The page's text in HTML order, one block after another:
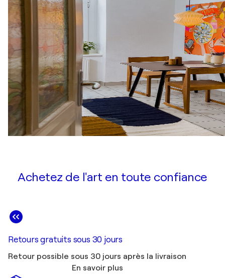
Achetez de l'art en toute confiance
Retours gratuits sous 30 jours
Retour possible sous 30 jours après la livraison
En savoir plus